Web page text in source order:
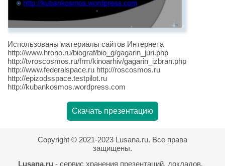
Использованы материалы сайтов Интернета
http://www.hrono.ru/biograf/bio_g/gagarin_juri.php
http://tvroscosmos.ru/frm/kinoarhiv/gagarin_izbran.php
http://www.federalspace.ru http://roscosmos.ru
http://epizodsspace.testpilot.ru
http://kubankosmos.wordpress.com
Скачать презентацию
Copyright © 2021-2023 Lusana.ru. Все права
защищены.
Lusana.ru - сервис хранения презентаций, докладов,